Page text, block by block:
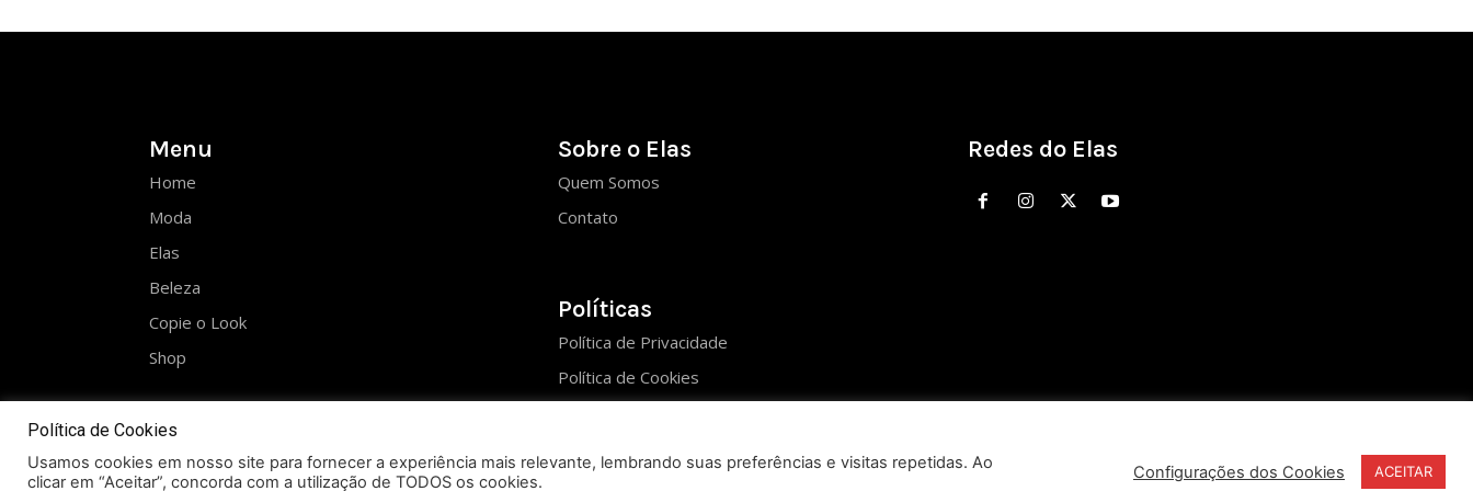
Menu
Home
Moda
Elas
Beleza
Copie o Look
Shop
Sobre o Elas
Quem Somos
Contato
Políticas
Política de Privacidade
Política de Cookies
Redes do Elas
Política de Cookies
Usamos cookies em nosso site para fornecer a experiência mais relevante, lembrando suas preferências e visitas repetidas. Ao
clicar em “Aceitar”, concorda com a utilização de TODOS os cookies.
Configurações dos Cookies ACEITAR